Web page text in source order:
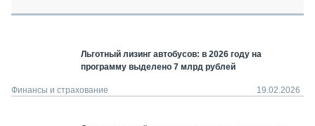
СТАТЬИ ПО КАТЕГОРИЯМ ТЕХНИКИ
О ПРОЕКТЕ
Льготный лизинг автобусов: в 2026 году на
программу выделено 7 млрд рублей
Финансы и страхование 19.02.2026